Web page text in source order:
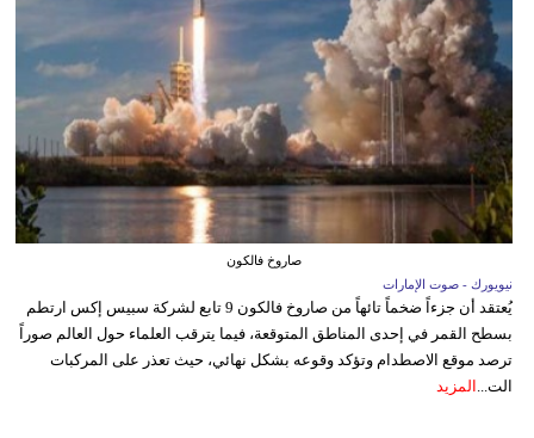
صاروخ فالكون
نيويورك - صوت الإمارات
يُعتقد أن جزءاً ضخماً تائهاً من صاروخ فالكون 9 تابع لشركة سبيس إكس ارتطم
بسطح القمر في إحدى المناطق المتوقعة، فيما يترقب العلماء حول العالم صوراً
ترصد موقع الاصطدام وتؤكد وقوعه بشكل نهائي، حيث تعذر على المركبات
الت...
المزيد